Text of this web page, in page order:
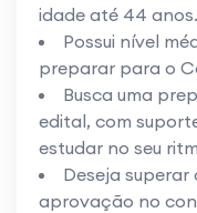
idade até 44 anos.
Possui nível
preparar para o
Busca uma
edital, com
estudar no seu
Deseja
aprovação no